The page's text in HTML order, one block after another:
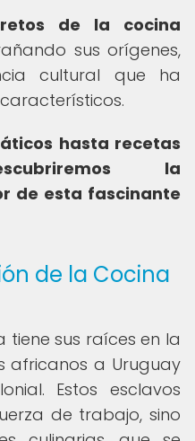
de la cocina
sus orígenes,
cultural que ha
hasta recetas
la
de esta fascinante
de la Cocina
sus raíces en la
africanos a Uruguay
Estos esclavos
de trabajo, sino